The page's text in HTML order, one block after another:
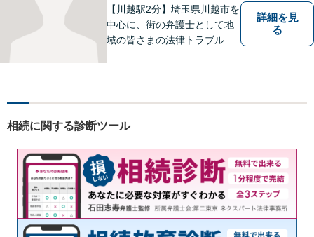
【川越駅2分】埼玉県川越市を
中心に、街の弁護士として地
域の皆さまの法律トラブル解
どうぞお気軽にご相談くださ
詳細を見
る
相続に関する診断ツール